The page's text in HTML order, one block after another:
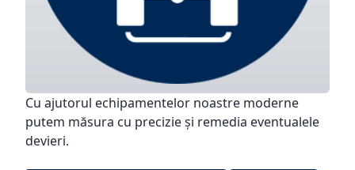
Cu ajutorul echipamentelor noastre moderne
putem măsura cu precizie şi remedia eventualele
devieri.